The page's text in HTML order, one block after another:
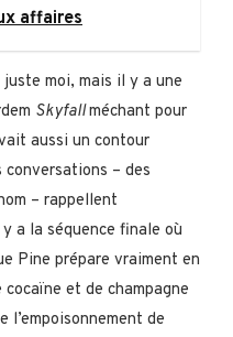
affaires
moi, mais il y a une
Skyfallméchant pour
aussi un contour
– des
– rappellent
a la séquence finale où
Pine prépare vraiment en
et de champagne
l’empoisonnement de